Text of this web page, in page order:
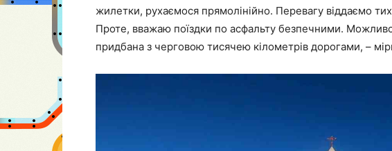
жилетки, рухаємося прямолінійно. Перевагу віддаємо
Проте, вважаю поїздки по асфальту безпечними.
придбана з черговою тисячею кілометрів дорогами, –